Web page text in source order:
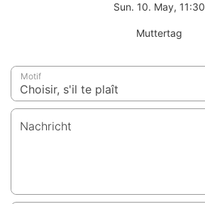
Sun. 10. May, 11:30
Muttertag
Motif
Nachricht